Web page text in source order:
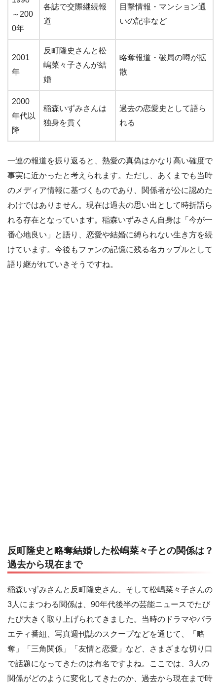
～200
0年
各誌で交際継続報
道
目撃情報・マンション通
いの記事など
2001
年
反町隆史さんと松
嶋菜々子さんが結
婚
略奪報道・破局の噂が拡
散
2000
年代以
降
稲森いずみさんは
独身を貫く
過去の恋愛史として語ら
れる
一連の報道を振り返ると、熱愛の真偽はかなり高い確度で
事実に近かったと考えられます。ただし、あくまでも当時
のメディア情報に基づくものであり、関係者が公に認めた
わけではありません。現在は過去の思い出として時折語ら
れる存在となっています。稲森いずみさん自身は「今が一
番心地良い」と語り、恋愛や結婚に縛られない生き方を続
けています。今後もファンの記憶に残る名カップルとして
語り継がれていきそうですね。
反町隆史と略奪結婚した松嶋菜々子との関係は？
過去から現在まで
稲森いずみさんと反町隆史さん、そして松嶋菜々子さんの
3人にまつわる関係は、90年代後半の芸能ニュースでたび
たび大きく取り上げられてきました。当時のドラマやバラ
エティ番組、写真週刊誌のスクープなどを通じて、「略
奪」「三角関係」「友情と恋愛」など、さまざまな切り口
で話題になってきたのは有名ですよね。ここでは、3人の
関係がどのように変化してきたのか、過去から現在まで時